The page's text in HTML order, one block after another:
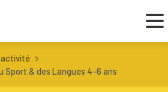
activité
Sport & des Langues 4-6 ans